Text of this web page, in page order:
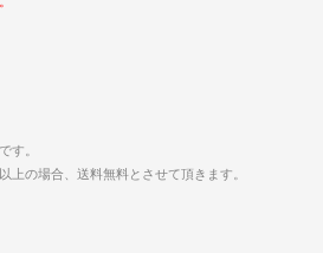
す。
上の場合、送料無料とさせて頂きます。